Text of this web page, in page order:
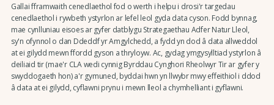
Gallai fframwaith cenedlaethol fod o werth i helpu i drosi'r targedau
cenedlaethol i rywbeth ystyrlon ar lefel leol gyda data cyson. Fodd bynnag,
mae cynlluniau eisoes ar gyfer datblygu Strategaethau Adfer Natur Lleol,
sy'n ofynnol o dan Ddeddf yr Amgylchedd, a fydd yn dod â data allweddol
at ei gilydd mewn ffordd gyson a thryloyw. Ac, gydag ymgysylltiad ystyrlon â
deiliaid tir (mae'r CLA wedi cynnig Byrddau Cynghori Rheolwyr Tir ar gyfer y
swyddogaeth hon) a'r gymuned, byddai hwn yn llwybr mwy effeithiol i ddod
â data at ei gilydd, cyflawni prynu i mewn lleol a chymhelliant i gyflawni.